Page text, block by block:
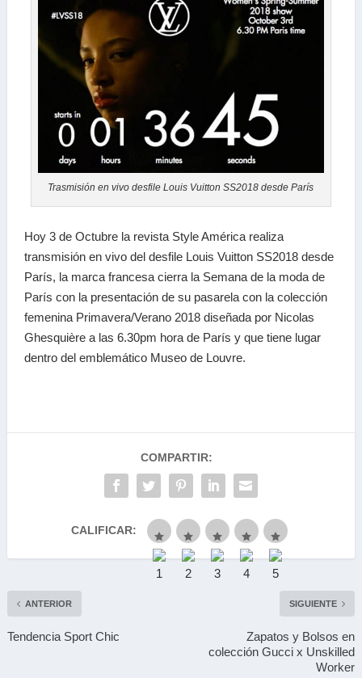
Trasmisión en vivo desfile Louis Vuitton SS2018 desde París
Hoy 3 de Octubre la revista Style América realiza
transmisión en vivo del desfile Louis Vuitton SS2018 desde
París, la marca francesa cierra la Semana de la moda de
París con la presentación de su pasarela con la colección
femenina Primavera/Verano 2018 diseñada por Nicolas
Ghesquière a las 6.30pm hora de París y que tiene lugar
dentro del emblemático Museo de Louvre.
COMPARTIR:
CALIFICAR:
ANTERIOR
Tendencia Sport Chic
SIGUIENTE
Zapatos y Bolsos en
colección Gucci x Unskilled
Worker